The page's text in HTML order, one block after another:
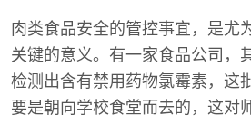
肉类食品安全的管控事宜，是尤
关键的意义。有一家食品公司，
检测出含有禁用药物氯霉素，这
要是朝向学校食堂而去的，这对